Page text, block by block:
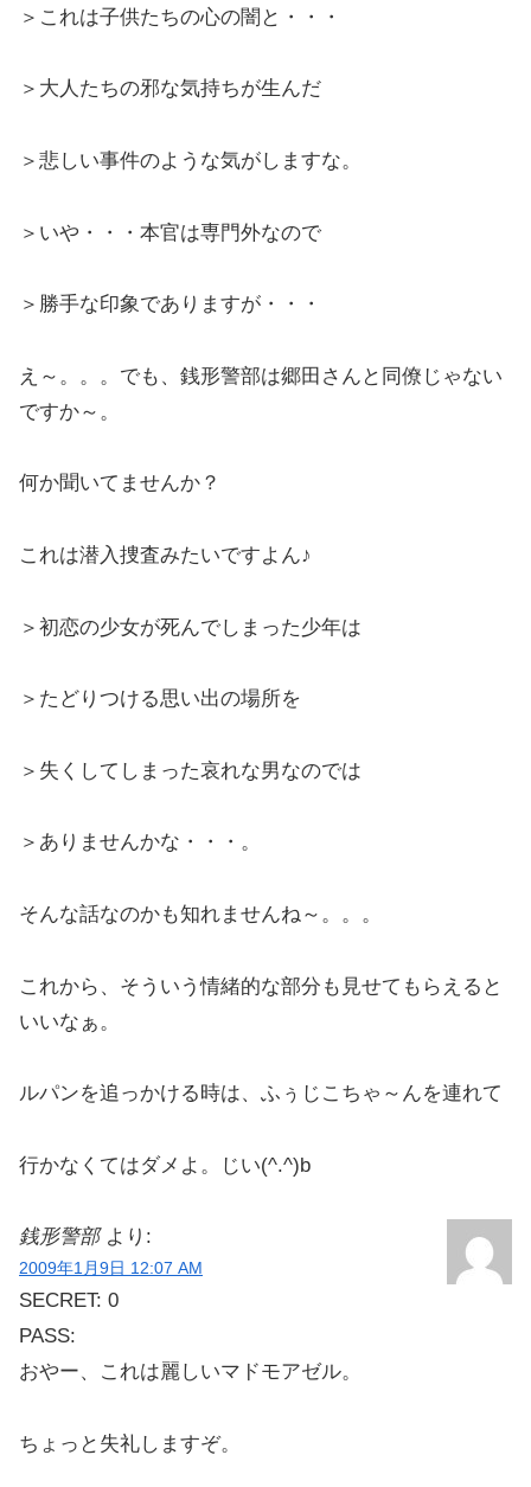
＞これは子供たちの心の闇と・・・
＞大人たちの邪な気持ちが生んだ
＞悲しい事件のような気がしますな。
＞いや・・・本官は専門外なので
＞勝手な印象でありますが・・・
え～。。。でも、銭形警部は郷田さんと同僚じゃない
ですか～。
何か聞いてませんか？
これは潜入捜査みたいですよん♪
＞初恋の少女が死んでしまった少年は
＞たどりつける思い出の場所を
＞失くしてしまった哀れな男なのでは
＞ありませんかな・・・。
そんな話なのかも知れませんね～。。。
これから、そういう情緒的な部分も見せてもらえると
いいなぁ。
ルパンを追っかける時は、ふぅじこちゃ～んを連れて
行かなくてはダメよ。じい(^.^)b
銭形警部 より:
2009年1月9日 12:07 AM
SECRET: 0
PASS:
おやー、これは麗しいマドモアゼル。
ちょっと失礼しますぞ。